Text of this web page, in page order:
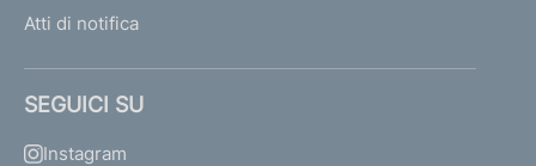
Atti di notifica
SEGUICI SU
Instagram